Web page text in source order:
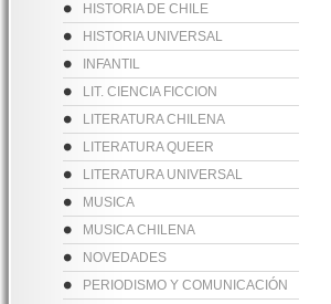
HISTORIA DE CHILE
HISTORIA UNIVERSAL
INFANTIL
LIT. CIENCIA FICCION
LITERATURA CHILENA
LITERATURA QUEER
LITERATURA UNIVERSAL
MUSICA
MUSICA CHILENA
NOVEDADES
PERIODISMO Y COMUNICACIÓN